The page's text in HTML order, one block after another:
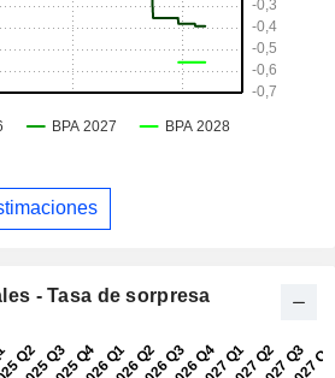
- Tasa de sorpresa